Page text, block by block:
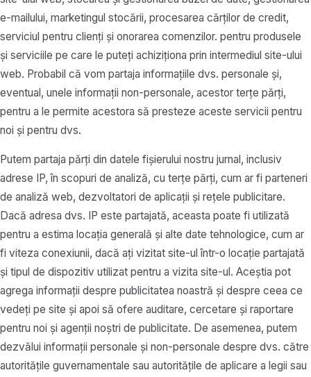
e-mailului, marketingul stocării, procesarea cărților de credit,
serviciul pentru clienți și onorarea comenzilor. pentru produsele
și serviciile pe care le puteți achiziționa prin intermediul site-ului
web. Probabil că vom partaja informațiile dvs. personale și,
eventual, unele informații non-personale, acestor terțe părți,
pentru a le permite acestora să presteze aceste servicii pentru
noi și pentru dvs.
Putem partaja părți din datele fișierului nostru jurnal, inclusiv
adrese IP, în scopuri de analiză, cu terțe părți, cum ar fi parteneri
de analiză web, dezvoltatori de aplicații și rețele publicitare.
Dacă adresa dvs. IP este partajată, aceasta poate fi utilizată
pentru a estima locația generală și alte date tehnologice, cum ar
fi viteza conexiunii, dacă ați vizitat site-ul într-o locație partajată
și tipul de dispozitiv utilizat pentru a vizita site-ul. Aceștia pot
agrega informații despre publicitatea noastră și despre ceea ce
vedeți pe site și apoi să ofere auditare, cercetare și raportare
pentru noi și agenții noștri de publicitate. De asemenea, putem
dezvălui informații personale și non-personale despre dvs. către
autoritățile guvernamentale sau autoritățile de aplicare a legii sau